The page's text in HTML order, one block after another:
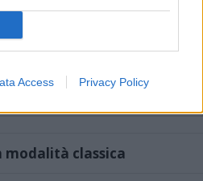
Access Privacy Policy
modalità classica